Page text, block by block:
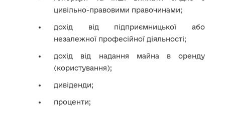
цивільно-правовими правочинами;
дохід від підприємницької або
незалежної професійної діяльності;
дохід від надання майна в оренду
(користування);
дивіденди;
проценти;